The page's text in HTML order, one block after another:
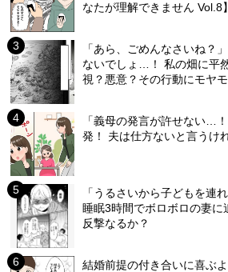
なたが理解できません Vol.8】
「あら、ごめんなさいね？
ないでしょ…！ 私の畑に平
視？悪意？その行動にモヤ
「義母の発言が許せない…
発！ 夫は仕方ないと言うけ
「うるさいから子どもを連
睡眠3時間でボロボロの妻
反撃なるか？
結婚前提の付き合いに喜ぶ